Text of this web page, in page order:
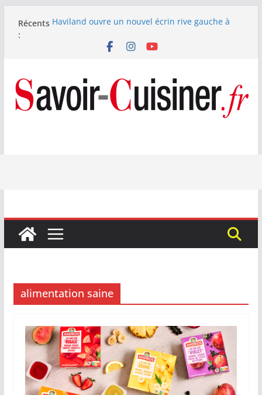
Récents
:
Haviland ouvre un nouvel écrin rive gauche à
Nous avons testé le four à pizza électrique
Little Ice 700 W
Fête des Pères : le digestif se fait gourmand avec
Laphroaig et Arnaud Larher
Catawiki met aux enchères un whisky japonais
alimentation saine